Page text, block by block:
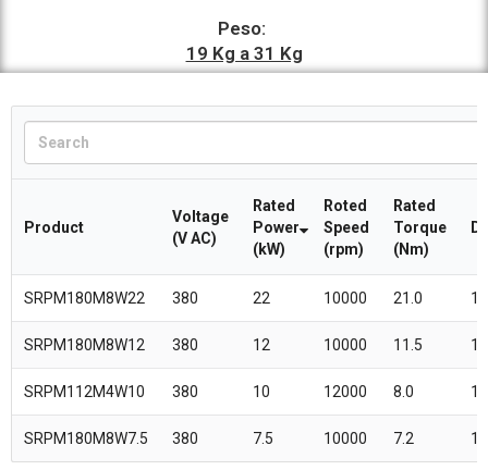
Peso:
19 Kg a 31 Kg
Product
Voltage
(V AC)
Rated
Power
(kW)
Roted
Speed
(rpm)
Rated
Torque
(Nm)
SRPM180M8W22 380 22 10000 21.0
SRPM180M8W12 380 12 10000 11.5
SRPM112M4W10 380 10 12000 8.0
SRPM180M8W7.5 380 7.5 10000 7.2